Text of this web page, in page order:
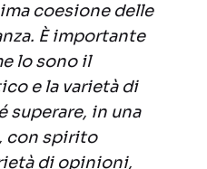
coesione delle
È importante
lo sono il
e la varietà di
superare, in una
con spirito
di opinioni,